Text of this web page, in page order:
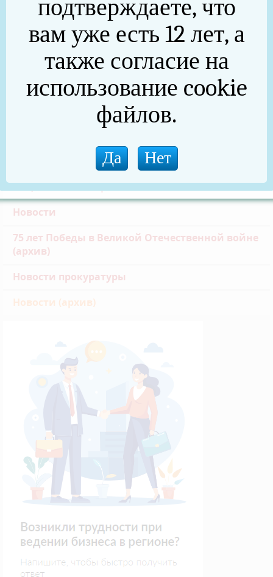
Частичная мобилизация
Общественная палата
Инициативное бюджетирование
Формирование комфортной городской среды
Реальные дела (архив)
Национальные проекты
Новости
75 лет Победы в Великой Отечественной войне
(архив)
Новости прокуратуры
Новости (архив)
подтверждаете, что
вам уже есть 12 лет, а
также согласие на
использование cookie
файлов.